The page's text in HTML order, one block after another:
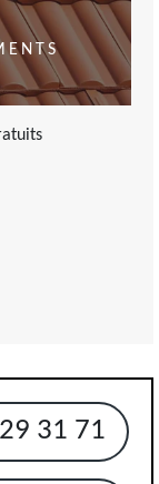
31 71